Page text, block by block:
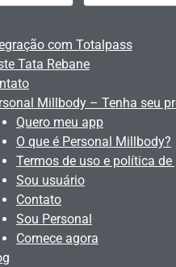
com Totalpass
Tata Rebane
Millbody – Tenha seu
Quero meu app
O que é Personal Millbody?
Termos de uso e política
Sou usuário
Contato
Sou Personal
Comece agora